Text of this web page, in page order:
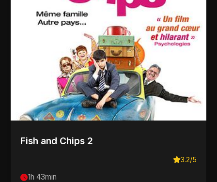
Fish and Chips 2
3.2/5
1h 43min